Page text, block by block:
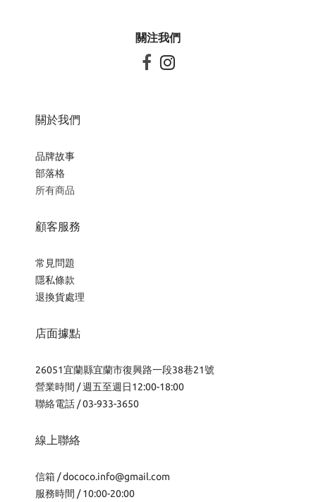
關注我們
 
關於我們
品牌故事
部落格
所有商品
顧客服務
常見問題
隱私條款
退換貨處理
店面據點
26051宜蘭縣宜蘭市復興路一段38巷21號
營業時間 / 週五至週日12:00-18:00
聯絡電話 / 03-933-3650
線上聯絡
信箱 /dococo.info@gmail.com
服務時間 / 10:00-20:00